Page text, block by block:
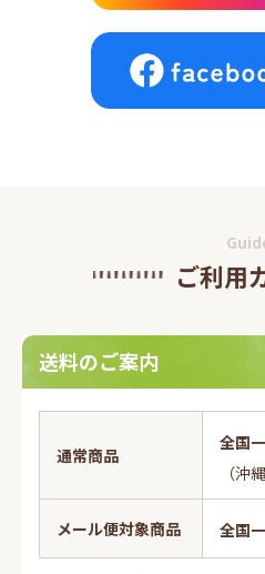
ご利用
送料のご案内
通常商品
全国
（沖
メール便対象商品 全国